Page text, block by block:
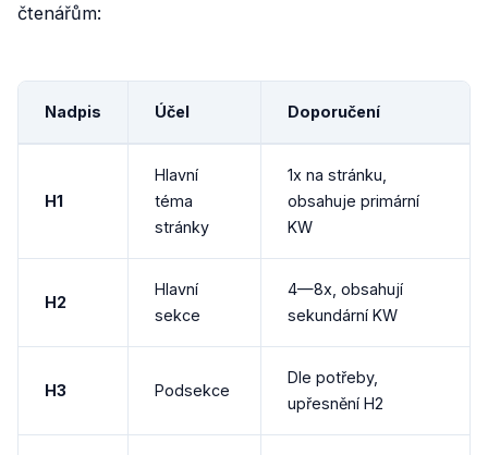
čtenářům:
Nadpis Účel Doporučení
H1
Hlavní
téma
stránky
1x na stránku,
obsahuje primární
KW
H2
Hlavní
sekce
4—8x, obsahují
sekundární KW
H3 Podsekce
Dle potřeby,
upřesnění H2